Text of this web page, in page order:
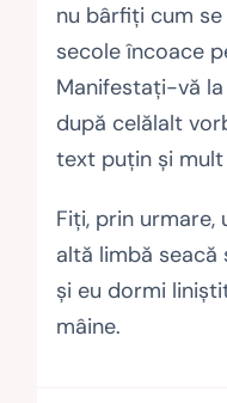
nu bârfiţi cum
secole încoace
Manifestaţi-vă
după celălalt
text puţin şi mult
Fiţi, prin
altă limbă seacă
şi eu dormi
mâine.